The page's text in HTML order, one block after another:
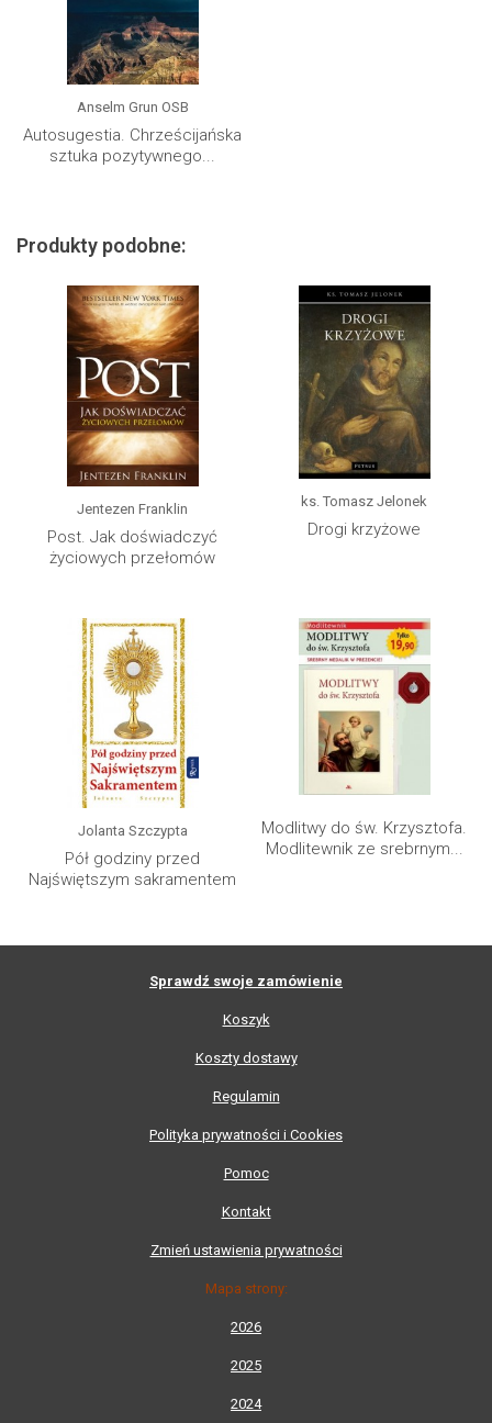
Anselm Grun OSB
Autosugestia. Chrześcijańska
sztuka pozytywnego...
Produkty podobne:
Jentezen Franklin
Post. Jak doświadczyć
życiowych przełomów
ks. Tomasz Jelonek
Drogi krzyżowe
Jolanta Szczypta
Pół godziny przed
Najświętszym sakramentem
Modlitwy do św. Krzysztofa.
Modlitewnik ze srebrnym...
Sprawdź swoje zamówienie
Koszyk
Koszty dostawy
Regulamin
Polityka prywatności i Cookies
Pomoc
Kontakt
Zmień ustawienia prywatności
Mapa strony:
2026
2025
2024